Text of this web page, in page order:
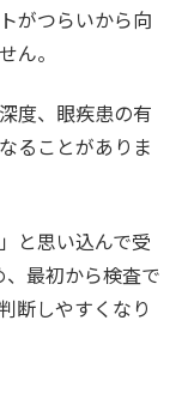
がつらいから向
ん。
度、眼疾患の有
ることがありま
と思い込んで受
最初から検査で
断しやすくなり